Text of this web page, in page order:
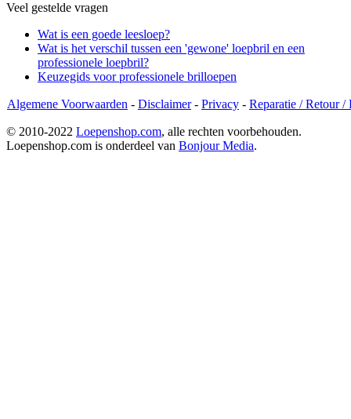
Veel gestelde vragen
Wat is een goede leesloep?
Wat is het verschil tussen een 'gewone' loepbril en een
professionele loepbril?
Keuzegids voor professionele brilloepen
Algemene Voorwaarden - Disclaimer- Privacy - Reparatie / Retour /
© 2010-2022 Loepenshop.com, alle rechten voorbehouden.
Loepenshop.com is onderdeel van Bonjour Media.